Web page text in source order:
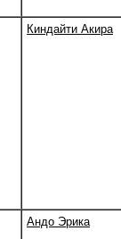
Киндайти Акира
Андо Эрика